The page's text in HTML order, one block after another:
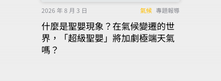
2026 年 8 月 3 日 氣候 專題報導
什麼是聖嬰現象？在氣候變遷的世
界，「超級聖嬰」將加劇極端天氣
嗎？